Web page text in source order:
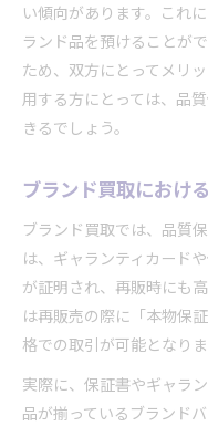
い傾向があります。これ
ランド品を預けることが
ため、双方にとってメリ
用する方にとっては、品
きるでしょう。
ブランド買取におけ
ブランド買取では、品質
は、ギャランティカード
が証明され、再販時にも
は再販売の際に「本物保
格での取引が可能となりま
実際に、保証書やギャラ
品が揃っているブランド